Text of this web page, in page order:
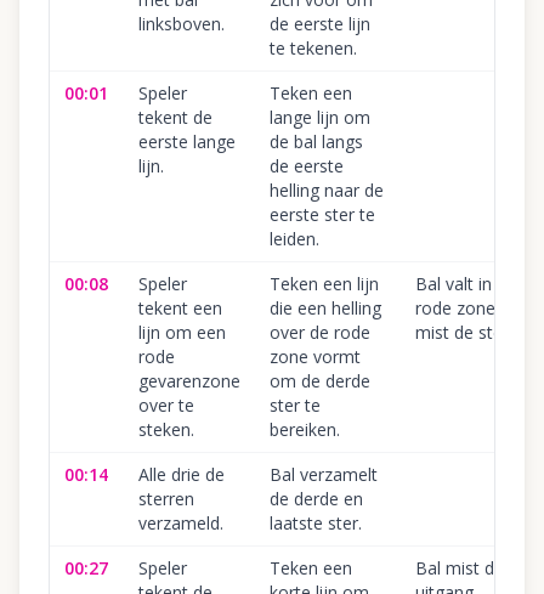
linksboven.
de eerste lijn
te tekenen.
00:01
Speler
tekent de
eerste lange
lijn.
Teken een
lange lijn om
de bal langs
de eerste
helling naar de
eerste ster te
leiden.
00:08
Speler
tekent een
lijn om een
rode
gevarenzone
over te
steken.
Teken een lijn
die een helling
over de rode
zone vormt
om de derde
ster te
bereiken.
Bal valt in de
rode zone of
mist de ster.
00:14
Alle drie de
sterren
verzameld.
Bal verzamelt
de derde en
laatste ster.
00:27
Speler
Teken een
Bal mist de